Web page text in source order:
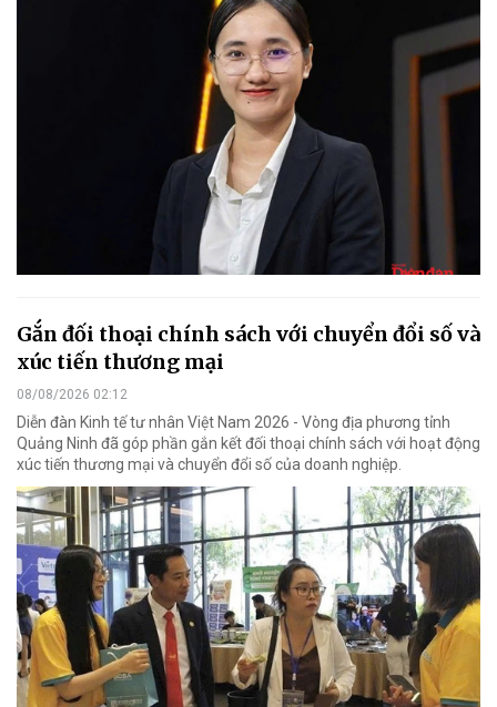
Gắn đối thoại chính sách với chuyển đổi số và
xúc tiến thương mại
08/08/2026 02:12
Diễn đàn Kinh tế tư nhân Việt Nam 2026 - Vòng địa phương tỉnh
Quảng Ninh đã góp phần gắn kết đối thoại chính sách với hoạt động
xúc tiến thương mại và chuyển đổi số của doanh nghiệp.